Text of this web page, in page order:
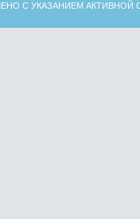
С УКАЗАНИЕМ АКТИВНОЙ